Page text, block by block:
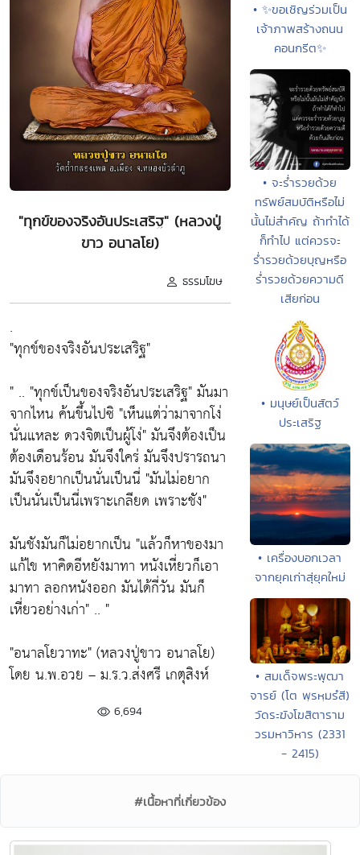
"ทุกข์ของจริงอันประเสริฐ" (หลวงปู่
ขาว อนาลโย)
ธรรมโฆษ
.
"ทุกข์ของจริงอันประเสริฐ"
" .. "ทุกข์เป็นของจริงอันประเสริฐ" มันมา
จากไหน ค้นขึ้นไปซิ "เห็นแต่ว่ามาจากโง่
นั่นแหละ ดวงจิตเป็นผู้โง่" มันจึงต้องเป็น
ต้องเดือนร้อน มันจึงใคร่ มันจึงปรารถนา
มันจึงอยากเป็นนั่นเป็นนี่ "มันไม่อยาก
เป็นนั่นเป็นนี่เพราะเกลียด เพราะชัง"
มันชังมันก็ไม่อยากเป็น "แล้วก็หาของมา
แก้ไข หาคิดอีหยังมาทา หนังเหี่ยวก็เอา
มาทา ลอกหนังออก มันได้กี่วัน มันก็
เหี่ยวอย่างเก่า" .. "
"อนาลโยวาทะ" (หลวงปู่ขาว อนาลโย)
โดย น.พ.อวย – ม.ร.ว.ส่งศรี เกตุสิงห์
6,694
• ✨ขอเชิญร่วมเป็น
เจ้าภาพสร้างถนน
คอนกรีต✨
• จะร่ำรวยด้วย
ทรัพย์สมบัติหรือไม่
นั้นไม่สำคัญ ถ้าทำได้
ก็ทำไป แต่ควรจะ
ร่ำรวยด้วยบุญหรือ
ร่ำรวยด้วยความดี
เสียก่อน
• มนุษย์เป็นสัตว์
ประเสริฐ
• เครื่องบอกเวลา
จากยุคเก่าสุ่ยุคใหม่
• สมเด็จพระพุฒา
จารย์ (โต พฺรหฺมรํสี)
วัดระฆังโฆสิตาราม
วรมหาวิหาร (2331
- 2415)
#เนื้อหาที่เกี่ยวข้อง